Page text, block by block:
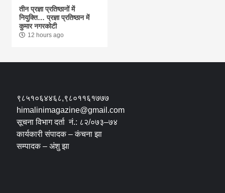
तीन प्रज्ञा प्रतिष्ठानों में
नियुक्ति… प्रज्ञा प्रतिष्ठान में
कुमार नगरकोटी
12 hours ago
९८५१०६४४६८,९८०११६१७७७
himalinimagazine@gmail.com
सूचना विभाग दर्ता नं.: ८२/०७३–७४
कार्यकारी संपादक – कंचना झा
सम्पादक – अंशु झा